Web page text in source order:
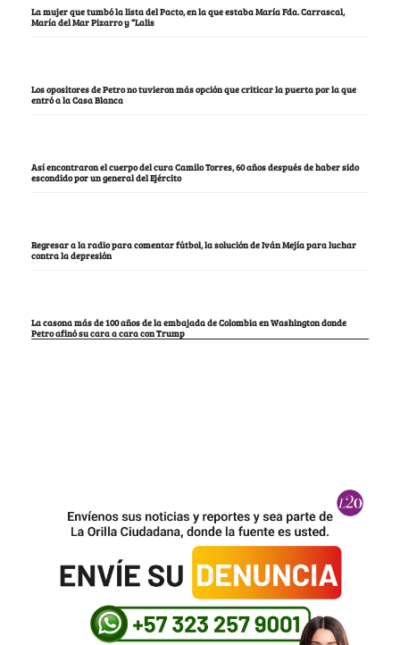
La mujer que tumbó la lista del Pacto, en la que estaba María Fda. Carrascal,
María del Mar Pizarro y “Lalis
Los opositores de Petro no tuvieron más opción que criticar la puerta por la que
entró a la Casa Blanca
Así encontraron el cuerpo del cura Camilo Torres, 60 años después de haber sido
escondido por un general del Ejército
Regresar a la radio para comentar fútbol, la solución de Iván Mejía para luchar
contra la depresión
La casona más de 100 años de la embajada de Colombia en Washington donde
Petro afinó su cara a cara con Trump